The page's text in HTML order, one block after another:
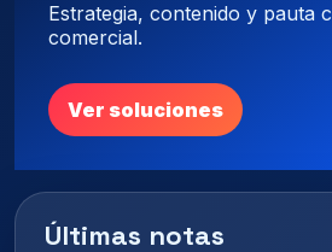
Estrategia, contenido y pauta
comercial.
Ver soluciones
Últimas notas